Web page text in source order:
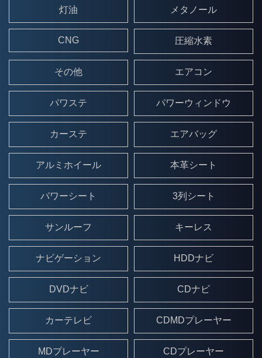
灯油 メタノール
CNG 圧縮水素
その他 エアコン
パワステ パワーウィンドウ
カーステ エアバッグ
アルミホイール 本革シート
パワーシート 3列シート
サンルーフ キーレス
ナビゲーション HDDナビ
DVDナビ CDナビ
カーテレビ CDMDプレーヤー
MDプレーヤー CDプレーヤー